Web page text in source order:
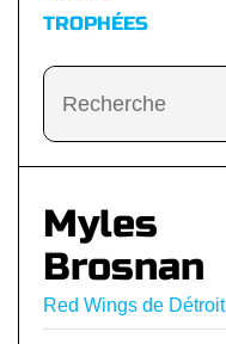
TROPHÉES
Myles
Brosnan
Red Wings de Détroit